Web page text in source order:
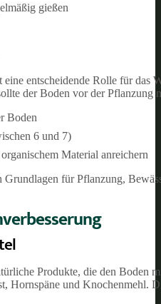
gießen
eine entscheidende Rolle für das
der Boden vor der
Boden
6 und 7)
Material anreichern
Grundlagen für Pflanzung,
Produkte, die den Boden
Hornspäne und Knochenmehl.